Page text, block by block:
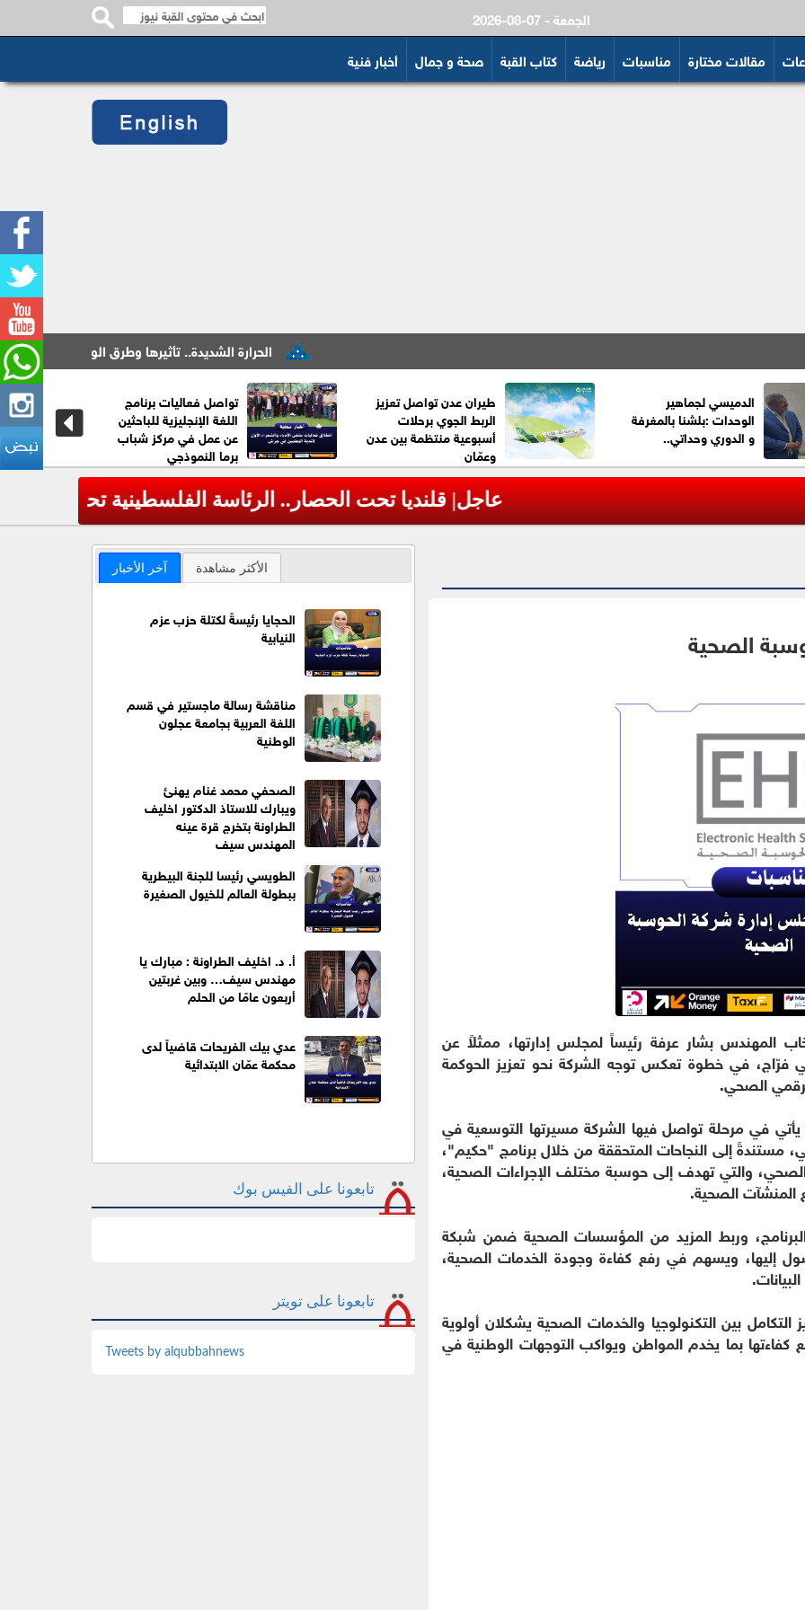
2026-08-07 - الجمعة
مقالات مختارة مناسبات رياضة كتاب القبة صحة و جمال أخبار فنية
الحرارة الشديدة.. تأثيرها وطرق الوقاية منها
الدميسي لجماهير
الوحدات :بلشنا بالمغرفة
و الدوري وحداتي..
طيران عدن تواصل تعزيز
الربط الجوي برحلات
أسبوعية منتظمة بين عدن
وعمّان
تواصل فعاليات برنامج
اللغة الإنجليزية للباحثين
عن عمل في مركز شباب
برما النموذجي
الفلسطينية تحذر من مخطط إسرائيلي يستهدف مخيمات اللاجئين
الصحية
المهندس بشار عرفة رئيساً لمجلس إدارتها، ممثلاً عن
فرّاج، في خطوة تعكس توجه الشركة نحو تعزيز الحوكمة
الصحي.
في مرحلة تواصل فيها الشركة مسيرتها التوسعية في
مستندةً إلى النجاحات المتحققة من خلال برنامج "حكيم"،
الصحي، والتي تهدف إلى حوسبة مختلف الإجراءات الصحية،
الصحية.
وربط المزيد من المؤسسات الصحية ضمن شبكة
إليها، ويسهم في رفع كفاءة وجودة الخدمات الصحية،
بين التكنولوجيا والخدمات الصحية يشكلان أولوية
كفاءتها بما يخدم المواطن ويواكب التوجهات الوطنية في
آخر الأخبار الأكثر مشاهدة
الحجايا رئيسةً لكتلة حزب عزم
النيابية
مناقشة رسالة ماجستير في قسم
اللغة العربية بجامعة عجلون
الوطنية
الصحفي محمد غنام يهنئ
ويبارك للاستاذ الدكتور اخليف
الطراونة بتخرج قرة عينه
المهندس سيف
الطويسي رئيسا للجنة البيطرية
ببطولة العالم للخيول الصغيرة
أ. د. اخليف الطراونة : مبارك يا
مهندس سيف… وبين غربتين
أربعون عامًا من الحلم
عدي بيك الفريحات قاضياً لدى
محكمة عمّان الابتدائية
تابعونا على الفيس بوك
تابعونا على تويتر
Tweets by alqubbahnews